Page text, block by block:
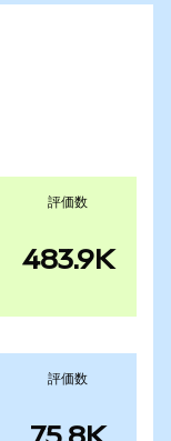
評価数
483.9K
評価数